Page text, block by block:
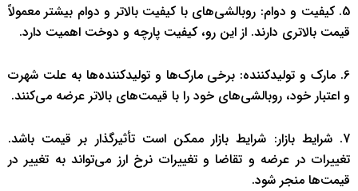
5. کیفیت و دوام: روبالشی‌های با کیفیت بالاتر و دوام بیشتر معمولاً
قیمت بالاتری دارند. از این رو، کیفیت پارچه و دوخت اهمیت دارد.
6. مارک و تولید‌کننده: برخی مارک‌ها و تولیدکننده‌ها به علت شهرت
و اعتبار خود، روبالشی‌های خود را با قیمت‌های بالاتر عرضه می‌کنند.
7. شرایط بازار: شرایط بازار ممکن است تأثیرگذار بر قیمت باشد.
تغییرات در عرضه و تقاضا و تغییرات نرخ ارز می‌تواند به تغییر در
قیمت‌ها منجر شود.